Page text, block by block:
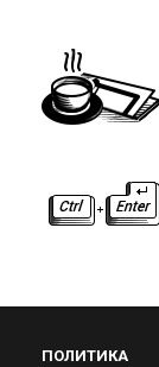
ПОЛИТИКА